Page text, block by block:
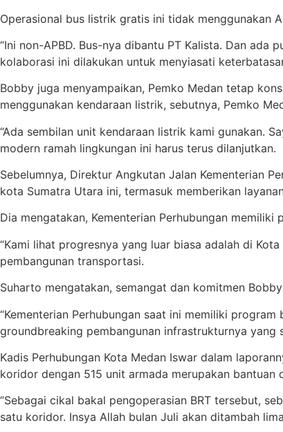
Operasional bus listrik gratis ini tidak menggunakan
“Ini non-APBD. Bus-nya dibantu PT Kalista. Dan ada
kolaborasi ini dilakukan untuk menyiasati
Bobby juga menyampaikan, Pemko Medan tetap
menggunakan kendaraan listrik, sebutnya, Pemko
“Ada sembilan unit kendaraan listrik kami gunakan.
modern ramah lingkungan ini harus terus dilanjutkan.
Sebelumnya, Direktur Angkutan Jalan Kementerian
kota Sumatra Utara ini, termasuk memberikan
Dia mengatakan, Kementerian Perhubungan
“Kami lihat progresnya yang luar biasa adalah di
pembangunan transportasi.
Suharto mengatakan, semangat dan komitmen
“Kementerian Perhubungan saat ini memiliki
groundbreaking pembangunan infrastrukturnya yang
Kadis Perhubungan Kota Medan Iswar dalam
koridor dengan 515 unit armada merupakan bantuan
“Sebagai cikal bakal pengoperasian BRT tersebut,
satu koridor. Insya Allah bulan Juli akan ditambah